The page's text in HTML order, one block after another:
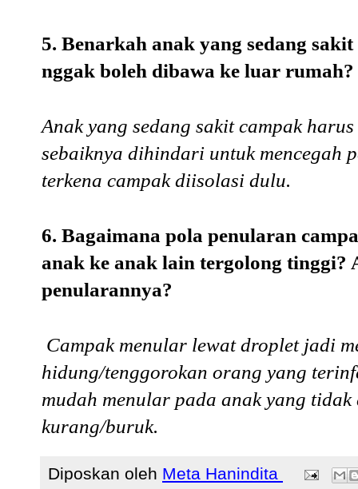
5. Benarkah anak yang sedang
nggak boleh dibawa ke luar rumah?
Anak yang sedang sakit campak
sebaiknya dihindari untuk mencegah
terkena campak diisolasi dulu.
6. Bagaimana pola penularan
anak ke anak lain tergolong tinggi?
penularannya?
Campak menular lewat droplet jadi
hidung/tenggorokan orang yang
mudah menular pada anak yang
kurang/buruk.
Diposkan oleh Meta Hanindita